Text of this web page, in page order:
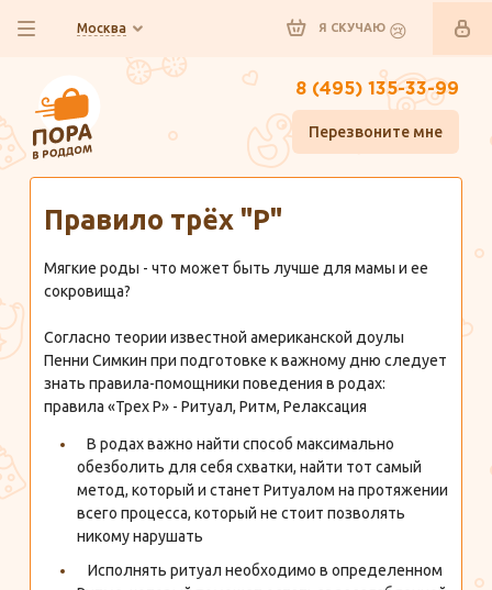
Москва Я СКУЧАЮ
8 (495) 135-33-99
Перезвоните мне
Правило трёх "Р"
Мягкие роды - что может быть лучше для мамы и ее
сокровища? ⠀
Согласно теории известной американской доулы
Пенни Симкин при подготовке к важному дню следует
знать правила-помощники поведения в родах:
правила «Трех Р» - Ритуал, Ритм, Релаксация⠀
В родах важно найти способ максимально
обезболить для себя схватки, найти тот самый
метод, который и станет Ритуалом на протяжении
всего процесса, который не стоит позволять
никому нарушать ⠀
Исполнять ритуал необходимо в определенном